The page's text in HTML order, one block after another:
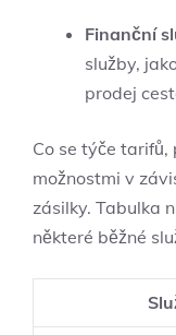
Finanční
služby,
prodej
Co se týče
možnostmi v
zásilky. Tabulka
některé běžné